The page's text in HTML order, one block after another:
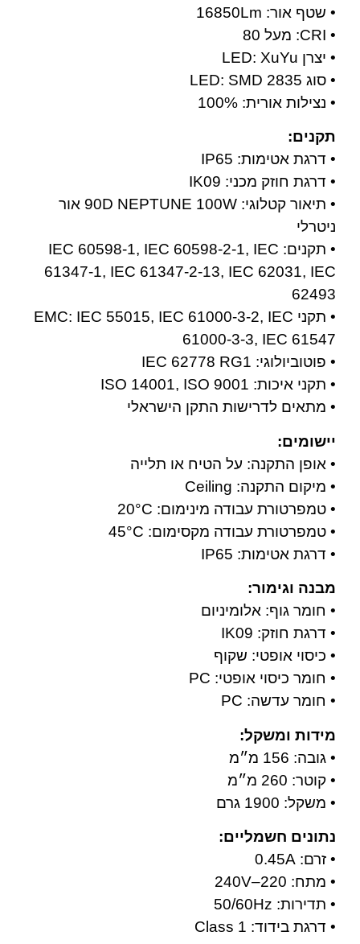
• שטף אור: 16850Lm
• CRI: מעל 80
• יצרן LED: XuYu
• סוג LED: SMD 2835
• נצילות אורית: 100%
תקנים:
• דרגת אטימות: IP65
• דרגת חוזק מכני: IK09
• תיאור קטלוגי: 90D NEPTUNE 100W אור
ניטרלי
• תקנים: IEC 60598-1, IEC 60598-2-1, IEC
61347-1, IEC 61347-2-13, IEC 62031, IEC
62493
• תקני EMC: IEC 55015, IEC 61000-3-2, IEC
61000-3-3, IEC 61547
• פוטוביולוגי: IEC 62778 RG1
• תקני איכות: ISO 14001, ISO 9001
• מתאים לדרישות התקן הישראלי
יישומים:
• אופן התקנה: על הטיח או תלייה
• מיקום התקנה: Ceiling
• טמפרטורת עבודה מינימום: ‎20°C
• טמפרטורת עבודה מקסימום: ‎45°C
• דרגת אטימות: IP65
מבנה וגימור:
• חומר גוף: אלומיניום
• דרגת חוזק: IK09
• כיסוי אופטי: שקוף
• חומר כיסוי אופטי: PC
• חומר עדשה: PC
מידות ומשקל:
• גובה: 156 מ״מ
• קוטר: 260 מ״מ
• משקל: 1900 גרם
נתונים חשמליים:
• זרם: 0.45A
• מתח: 220–240V
• תדירות: 50/60Hz
• דרגת בידוד: Class 1